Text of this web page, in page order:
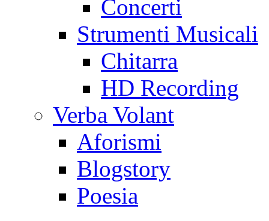
Concerti
Strumenti Musicali
Chitarra
HD Recording
Verba Volant
Aforismi
Blogstory
Poesia